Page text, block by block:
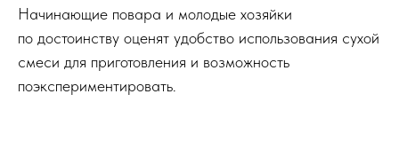
Начинающие повара и молодые хозяйки
по достоинству оценят удобство использования сухой
смеси для приготовления и возможность
поэкспериментировать.